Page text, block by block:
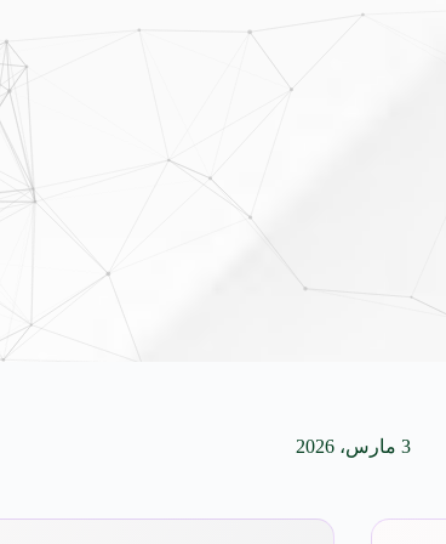
الشريفين للعمرة والزيارة لعام 1448
3 مارس، 2026